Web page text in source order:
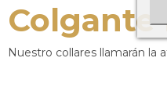
Colgante
Nuestro collares llamarán la